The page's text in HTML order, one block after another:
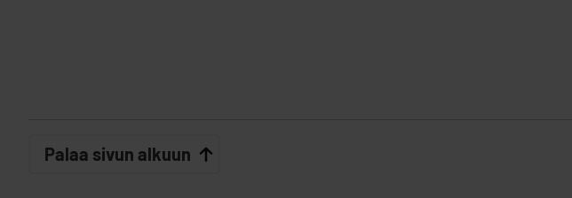
Palaa sivun alkuun